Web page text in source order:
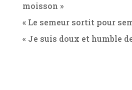
moisson »
« Le semeur sortit pour
« Je suis doux et humble